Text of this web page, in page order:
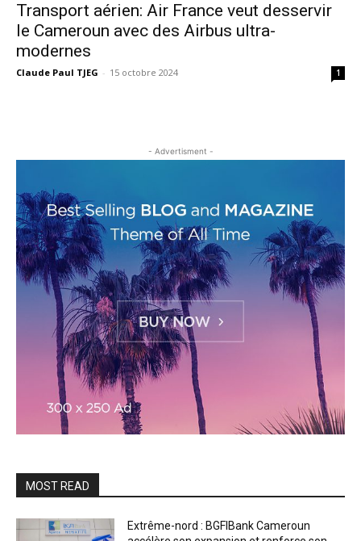
Transport aérien: Air France veut desservir
le Cameroun avec des Airbus ultra-
modernes
Claude Paul TJEG - 15 octobre 2024 1
- Advertisment -
MOST READ
Extrême-nord : BGFIBank Cameroun